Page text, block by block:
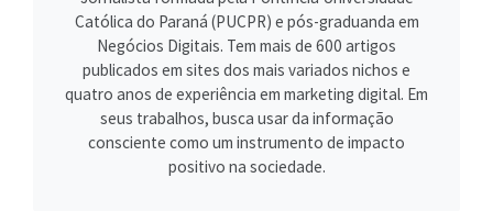
Católica do Paraná (PUCPR) e pós-graduanda em
Negócios Digitais. Tem mais de 600 artigos
publicados em sites dos mais variados nichos e
quatro anos de experiência em marketing digital. Em
seus trabalhos, busca usar da informação
consciente como um instrumento de impacto
positivo na sociedade.